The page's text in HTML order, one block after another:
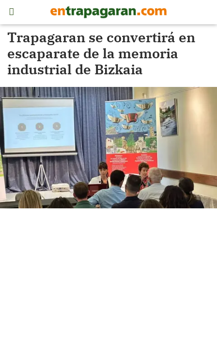
Trapagaran se convertirá en
escaparate de la memoria
industrial de Bizkaia